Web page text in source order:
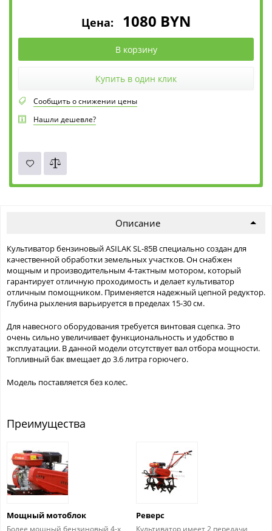
Цена: 1080 BYN
В корзину
Купить в один клик
Сообщить о снижении цены
Нашли дешевле?
Описание
Культиватор бензиновый ASILAK SL-85B специально создан для
качественной обработки земельных участков. Он снабжен
мощным и производительным 4-тактным мотором, который
гарантирует отличную проходимость и делает культиватор
отличным помощником. Применяется надежный цепной редуктор.
Глубина рыхления варьируется в пределах 15-30 см.
Для навесного оборудования требуется винтовая сцепка. Это
очень сильно увеличивает функциональность и удобство в
эксплуатации. В данной модели отсутствует вал отбора мощности.
Топливный бак вмещает до 3.6 литра горючего.
Модель поставляется без колес.
Преимущества
Мощный мотоблок
Более мощный бензиновый 4-х
Реверс
Культиватор имеет 2 передачи